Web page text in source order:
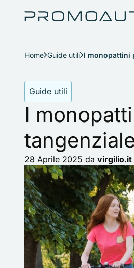
Home Guide utili I monopattini
Guide utili
I
28 Aprile 2025 da virgilio.it